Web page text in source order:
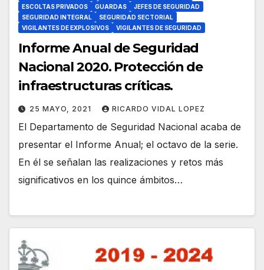
ESCOLTAS PRIVADOS
GUARDAS
JEFES DE SEGURIDAD
SEGURIDAD INTEGRAL
SEGURIDAD SECTORIAL
VIGILANTES DE EXPLOSIVOS
VIGILANTES DE SEGURIDAD
Informe Anual de Seguridad
Nacional 2020. Protección de
infraestructuras críticas.
25 MAYO, 2021 RICARDO VIDAL LOPEZ
El Departamento de Seguridad Nacional acaba de
presentar el Informe Anual; el octavo de la serie.
En él se señalan las realizaciones y retos más
significativos en los quince ámbitos…